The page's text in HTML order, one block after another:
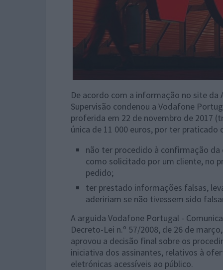
De acordo com a informação no site da
Supervisão condenou a Vodafone
proferida em 22 de novembro de 2017
única de 11 000 euros, por ter praticado
não ter procedido à confirmação
como solicitado por um cliente, no
pedido;
ter prestado informações falsas,
adeririam se não tivessem sido
A arguida Vodafone Portugal -
Decreto-Lei n.º 57/2008, de 26 de
aprovou a decisão final sobre os
iniciativa dos assinantes, relativos à
eletrónicas acessíveis ao público.